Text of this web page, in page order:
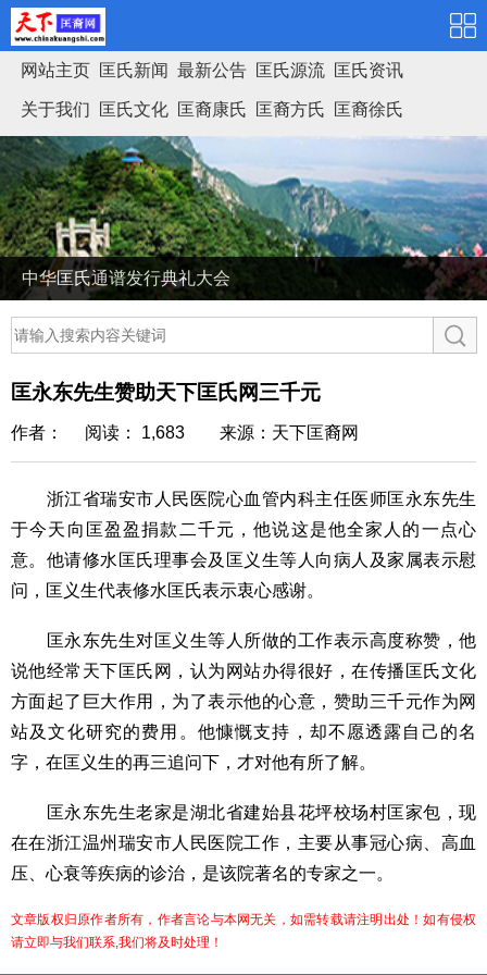
网站主页 匡氏新闻 最新公告 匡氏源流 匡氏资讯
关于我们 匡氏文化 匡裔康氏 匡裔方氏 匡裔徐氏
匡氏家谱
中华匡氏通谱发行典礼大会
匡永东先生赞助天下匡氏网三千元
作者： 阅读： 1,683 来源：天下匡裔网
浙江省瑞安市人民医院心血管内科主任医师匡永东先生
于今天向匡盈盈捐款二千元，他说这是他全家人的一点心
意。他请修水匡氏理事会及匡义生等人向病人及家属表示慰
问，匡义生代表修水匡氏表示衷心感谢。
匡永东先生对匡义生等人所做的工作表示高度称赞，他
说他经常天下匡氏网，认为网站办得很好，在传播匡氏文化
方面起了巨大作用，为了表示他的心意，赞助三千元作为网
站及文化研究的费用。他慷慨支持，却不愿透露自己的名
字，在匡义生的再三追问下，才对他有所了解。
匡永东先生老家是湖北省建始县花坪校场村匡家包，现
在在浙江温州瑞安市人民医院工作，主要从事冠心病、高血
压、心衰等疾病的诊治，是该院著名的专家之一。
文章版权归原作者所有，作者言论与本网无关，如需转载请注明出处！如有侵权
请立即与我们联系,我们将及时处理！